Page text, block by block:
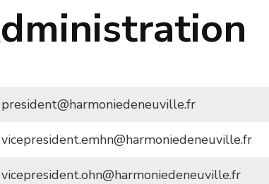
president@harmoniedeneuville.fr
vicepresident.emhn@harmoniedeneuville.fr
vicepresident.ohn@harmoniedeneuville.fr